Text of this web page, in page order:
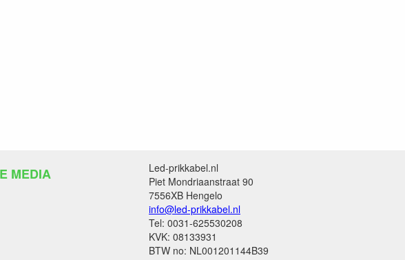
MEDIA
Led-prikkabel.nl
Piet Mondriaanstraat 90
7556XB Hengelo
info@led-prikkabel.nl
Tel: 0031-625530208
KVK: 08133931
BTW no: NL001201144B39